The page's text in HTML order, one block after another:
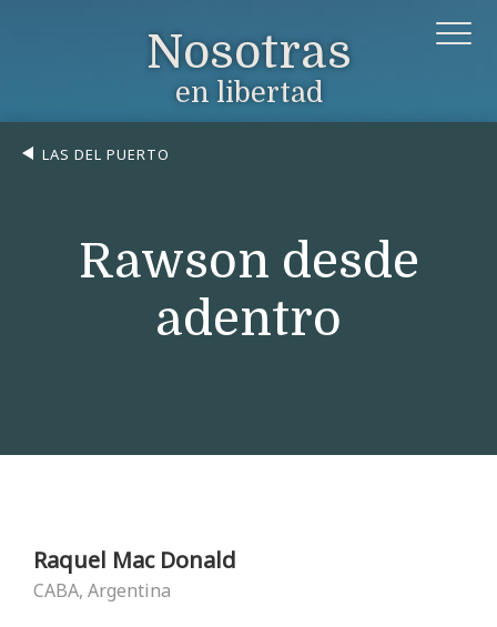
Nosotras
en libertad
LAS DEL PUERTO
Rawson desde
adentro
Raquel Mac Donald
CABA, Argentina